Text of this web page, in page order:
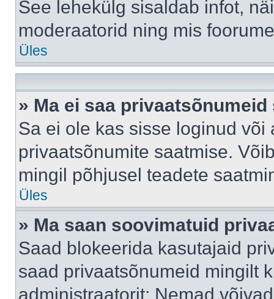
See lehekülg sisaldab infot,
moderaatorid ning mis
Üles
» Ma ei saa privaatsõnumeid
Sa ei ole kas sisse loginud
privaatsõnumite saatmise.
mingil põhjusel teadete
Üles
» Ma saan soovimatuid
Saad blokeerida kasutajaid
saad privaatsõnumeid mingilt
administraatorit; Nemad